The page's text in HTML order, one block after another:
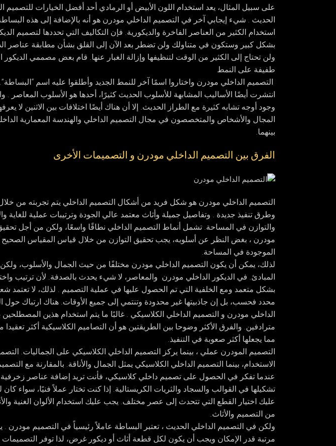
على سبيل المثال، يعد استخدام اللون الأبيض أو الرمادي أحد أفضل الخيارات للتصميم
الحديث . شيء إيجابي آخر في التصميم الداخلي مودرن هو أنه بالإضافة إلى هذه
استخدام الكثير من العناصر الفاخرة والديكورية. فإن التكاليف التي تحددها لتصميم
بشكل كبير وستكون في متناولك ولن تضطر بعد الآن إلى القلق بشأن مطابقة عناصر
ولن تحتاج إلى الكثير من الوقت لتنظيفها وإزالة الغبار عنها. قام بعض مصممي الديكور
طفيفة على النمط
التصميم الداخلي مودرن واختاروا اسمًا آخر للنمط الجديد وأطلقوا عليه اسم
انتشرت أيضًا الأساليب المشابهة للأسلوب الحديث كثيرًا، أحدها هو الأسلوب المعاصر
وجود أوجه تشابه كثيرة مع الطراز الحديث. إلا أن هناك أيضًا اختلافات بين الاثنين لا
المجال والأشخاص والمتخصصون في مجال التصميم الداخلي والهندسة المعمارية
بينهما.
الفرق بين التصميم الداخلي مودرن و التصميمات الأخرى
التصميم الداخلي مودرن هو شكل فريد من أشكال التصميم الداخلي يتم تجربته من
وطرق تنفيذ جديدة . وتفاصيل جميلة وأثاث معتمد عالي الجودة وترتيبات عملية للغاية
والتوازن في المساحة. تشمل أنماط التصميم الداخلي نطاقًا واسعًا، ولكن من أجل
مودرن ، بغض النظر عن أسلوبه، يجب تحقيق التوازن من خلال قياس المقياس الصحيح
الموجودة في المساحة.
لذلك، يمكن أن يكون التصميم الداخلي مودرن مختلفًا من حيث الجمال والأسلوب،
المبادئ. في الديكور الداخلي مودرن والمعاصر، لا شيء يحدث بالصدفة. لأن ترتيب
بشكل متعمد ومع الخلفية التي تم الحصول عليها في عملية التصميم . لذلك، لا تعتمد
محدد فحسب، بل إن جاذبيتها غير محدودة وتنتمي إلى جميع الأوقات. هناك ارتباك حول
الداخلي مودرن و التصميم الداخلي الكلاسيكي . غالبًا ما يتم استخدام هذين المصطلحين
مترادفين. والفرق الأكثر وضوحا بين الطريقتين هو أن التصاميم الكلاسيكية أكثر
مما يجعلها أكثر صعوبة في التنفيذ.
التصميم المودرن عملي ، بينما يركز التصميم الداخلي الكلاسيكي على الجماليات.
الاستخدام، بينما التصميم الداخلي الكلاسيكي يمثل الجمال والأناقة. بالمقارنة مع
عندما تفكر في الحصول على تصميم داخلي كلاسيكي، فأنت تريد إضافة عناصر
تشكيلها في القوالب والسجاد والثريات الكريستالية. إذا كنت تختار عملاً فنيًا، سواء
عليك اختيار القطع التي تتحدث إلى عصر مختلف. يجب عليك استخدام الألوان الغنية
من التصميم والأثاث.
ولكن في التصميم الداخلي الحديث ، تعتبر البساطة عاملاً رئيسياً في التصميم مودرن
مرتبة قدر الإمكان ويجب أن يكون لكل قطعة أثاث أو ديكور غرض، لذا توفر التصميمات